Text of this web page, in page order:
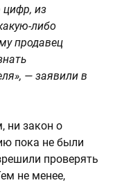
цифр, из
либо
продавец
— заявили в
ни закон о
пока не были
проверять
не менее,